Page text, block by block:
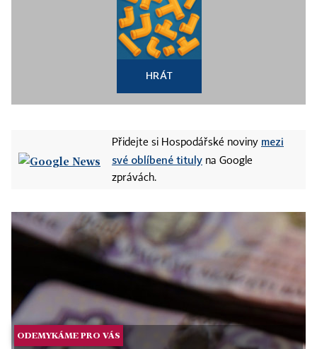
HRÁT
Přidejte si Hospodářské noviny mezi
své oblíbené tituly na Google
zprávách.
ODEMYKÁME PRO VÁS